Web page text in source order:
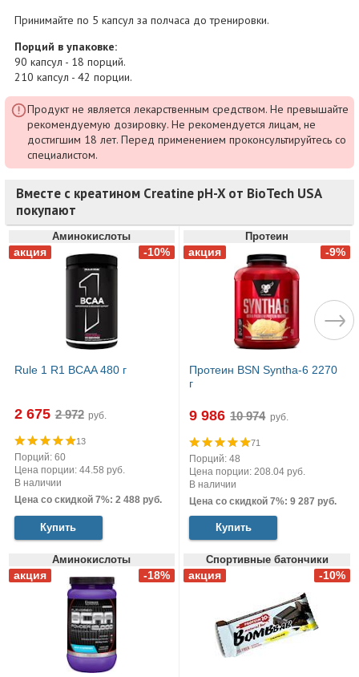
Принимайте по 5 капсул за полчаса до тренировки.
Порций в упаковке:
90 капсул - 18 порций.
210 капсул - 42 порции.
Продукт не является лекарственным средством. Не превышайте
рекомендуемую дозировку. Не рекомендуется лицам, не
достигшим 18 лет. Перед применением проконсультируйтесь со
специалистом.
Вместе с креатином Creatine pH-X от BioTech USA
покупают
Аминокислоты
Rule 1 R1 BCAA 480 г
2 675 руб.
13
Порций: 60
Цена порции: 44.58 руб.
В наличии
Цена со скидкой 7%: 2 488 руб.
Купить
Протеин
Протеин BSN Syntha-6 2270
г
9 986 руб.
71
Порций: 48
Цена порции: 208.04 руб.
В наличии
Цена со скидкой 7%: 9 287 руб.
Купить
Аминокислоты Спортивные батончики